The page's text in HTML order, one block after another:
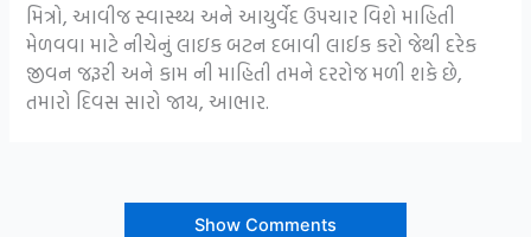
મિત્રો, આવીજ સ્વાસ્થ્ય અને આયુર્વેદ ઉપચાર વિશે માહિતી
મેળવવા માટે નીચેનું લાઇક બટન દબાવી લાઈક કરો જેથી દરેક
જીવન જરૂરી અને કામ ની માહિતી તમને દરરોજ મળી શકે છે,
તમારો દિવસ સારો જાય, આભાર.
Show Comments